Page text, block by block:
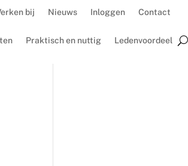
bij Nieuws Inloggen Contact
Praktisch en nuttig Ledenvoordeel